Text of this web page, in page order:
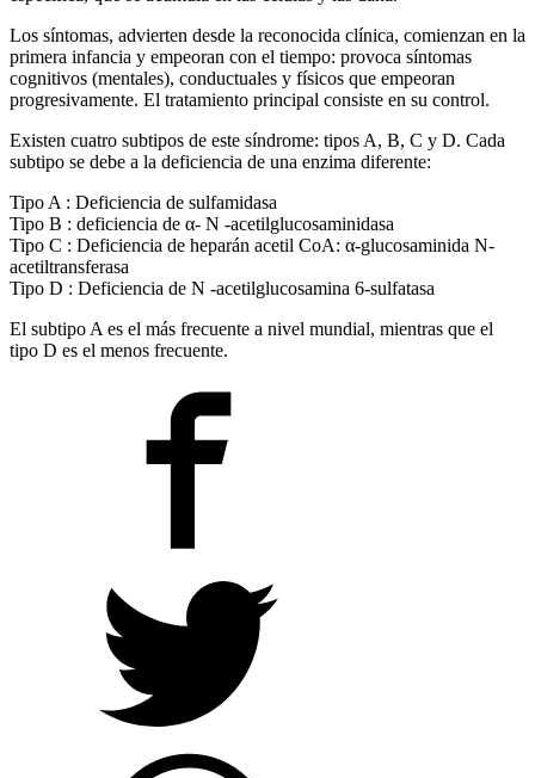
Los síntomas, advierten desde la reconocida clínica, comienzan en la
primera infancia y empeoran con el tiempo: provoca síntomas
cognitivos (mentales), conductuales y físicos que empeoran
progresivamente. El tratamiento principal consiste en su control.
Existen cuatro subtipos de este síndrome: tipos A, B, C y D. Cada
subtipo se debe a la deficiencia de una enzima diferente:
Tipo A : Deficiencia de sulfamidasa
Tipo B : deficiencia de α- N -acetilglucosaminidasa
Tipo C : Deficiencia de heparán acetil CoA: α-glucosaminida N-
acetiltransferasa
Tipo D : Deficiencia de N -acetilglucosamina 6-sulfatasa
El subtipo A es el más frecuente a nivel mundial, mientras que el
tipo D es el menos frecuente.